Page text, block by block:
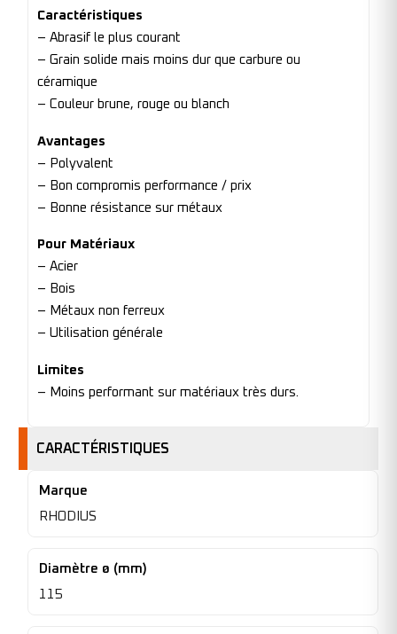
Caractéristiques
– Abrasif le plus courant
– Grain solide mais moins dur que carbure ou
céramique
– Couleur brune, rouge ou blanch
Avantages
– Polyvalent
– Bon compromis performance / prix
– Bonne résistance sur métaux
Pour Matériaux
– Acier
– Bois
– Métaux non ferreux
– Utilisation générale
Limites
– Moins performant sur matériaux très durs.
CARACTÉRISTIQUES
Marque
RHODIUS
Diamètre ø (mm)
115